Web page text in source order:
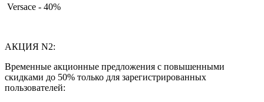
Versace - 40%
АКЦИЯ N2:
Временные акционные предложения с повышенными
скидками до 50% только для зарегистрированных
пользователей: